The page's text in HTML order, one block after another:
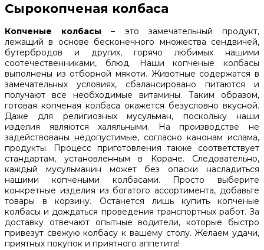
Сырокопченая колбаса
Копченые колбасы – это замечательный продукт,
лежащий в основе бесконечного множества сендвичей,
бутербродов и других, горячо любимых нашими
соотечественниками, блюд. Наши копченые колбасы
выполнены из отборной мякоти. Животные содержатся в
замечательных условиях, сбалансировано питаются и
получают все необходимые витамины. Таким образом,
готовая копченая колбаса окажется безусловно вкусной.
Даже для религиозных мусульман, поскольку наши
изделия являются халяльными. На производстве не
задействованы недопустимые, согласно канонам ислама,
продукты. Процесс приготовления также соответствует
стандартам, установленным в Коране. Следовательно,
каждый мусульманин может без опаски насладиться
нашими копчеными колбасами. Просто выберите
конкретные изделия из богатого ассортимента, добавьте
товары в корзину. Останется лишь купить копченые
колбасы и дождаться проведения транспортных работ. За
доставку отвечают опытные водители, которые быстро
привезут свежую колбасу к вашему столу. Желаем удачи,
приятных покупок и приятного аппетита!